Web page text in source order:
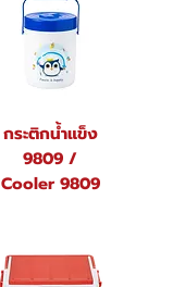
กระติกน้ำแข็ง
9809 /
Cooler 9809